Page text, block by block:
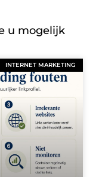
u mogelijk
INTERNET MARKETING